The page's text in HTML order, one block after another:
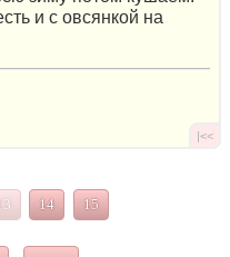
и с овсянкой на
|<<
14 15